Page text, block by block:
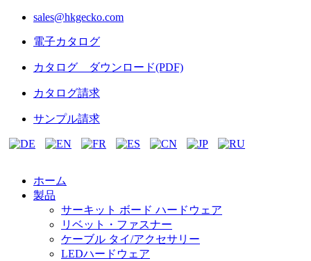
sales@hkgecko.com
電子カタログ
カタログ ダウンロード(PDF)
カタログ請求
サンプル請求
ホーム
製品
サーキット ボード ハードウェア
リベット・ファスナー
ケーブル タイ/アクセサリー
LEDハードウェア